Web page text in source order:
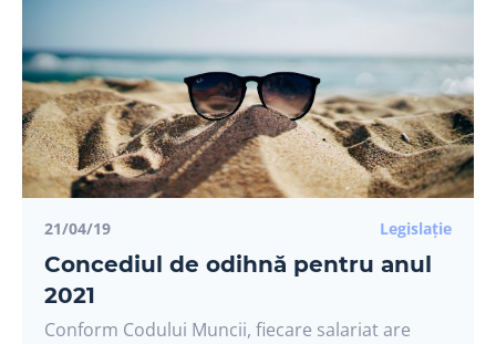
Vreau să primesc informații săptămânal
Prefer să sar peste
21/04/19 Legislație
Concediul de odihnă pentru anul
2021
Conform Codului Muncii, fiecare salariat are